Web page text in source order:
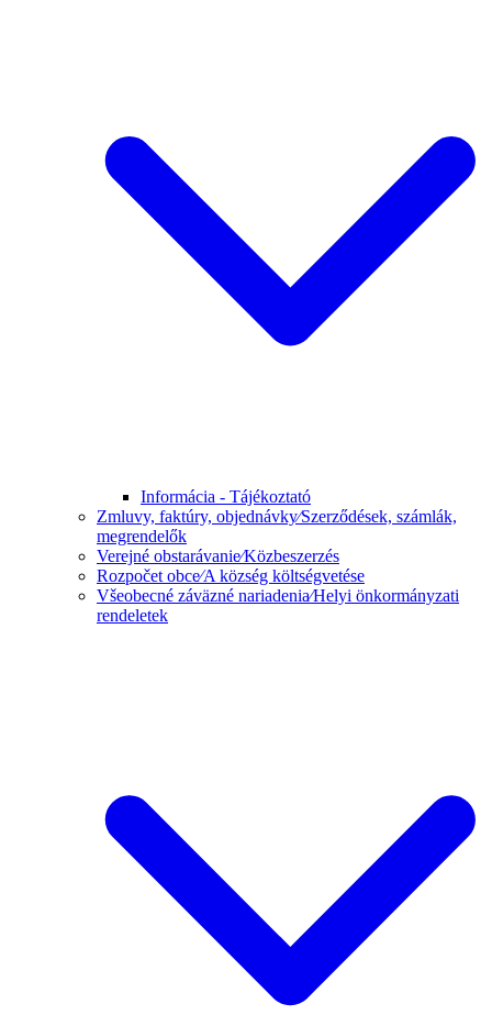
Informácia - Tájékoztató
Zmluvy, faktúry, objednávky⁄Szerződések, számlák,
megrendelők
Verejné obstarávanie⁄Közbeszerzés
Rozpočet obce⁄A község költségvetése
Všeobecné záväzné nariadenia⁄Helyi önkormányzati
rendeletek